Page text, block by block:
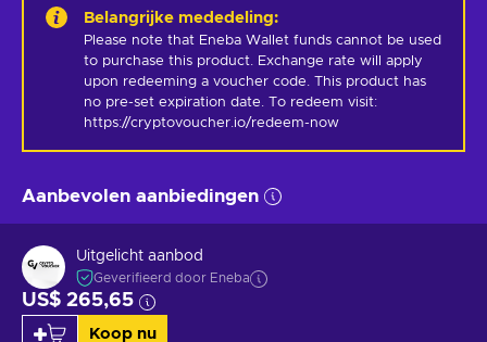
Belangrijke mededeling:
Please note that Eneba Wallet funds cannot be used
to purchase this product. Exchange rate will apply
upon redeeming a voucher code. This product has
no pre-set expiration date. To redeem visit:
https://cryptovoucher.io/redeem-now
Aanbevolen aanbiedingen
Uitgelicht aanbod
Geverifieerd door Eneba
US$ 265,65
Koop nu